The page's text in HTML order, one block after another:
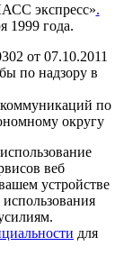
экспресс».
1999 года.
от 07.10.2011
по надзору в
по
округу
веб
устройстве
для